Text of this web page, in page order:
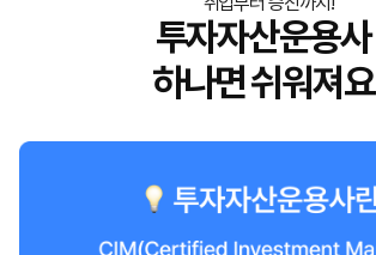
투자자산운용사
하나면 쉬워져요